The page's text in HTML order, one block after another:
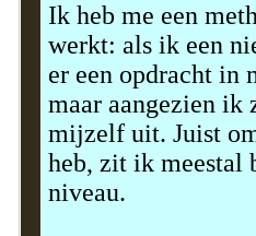
Ik heb me een
werkt: als ik een
er een opdracht in
maar aangezien
mijzelf uit. Juist
heb, zit ik meestal
niveau.